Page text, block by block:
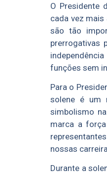
O Presidente
cada vez mais
são tão
prerrogativas
funções sem
Para o
solene é um
simbolismo
marca a
nossas
Durante a